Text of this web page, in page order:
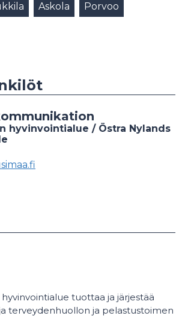
Askola Porvoo
hyvinvointialue / Östra Nylands
tuottaa ja järjestää
terveydenhuollon ja pelastustoimen